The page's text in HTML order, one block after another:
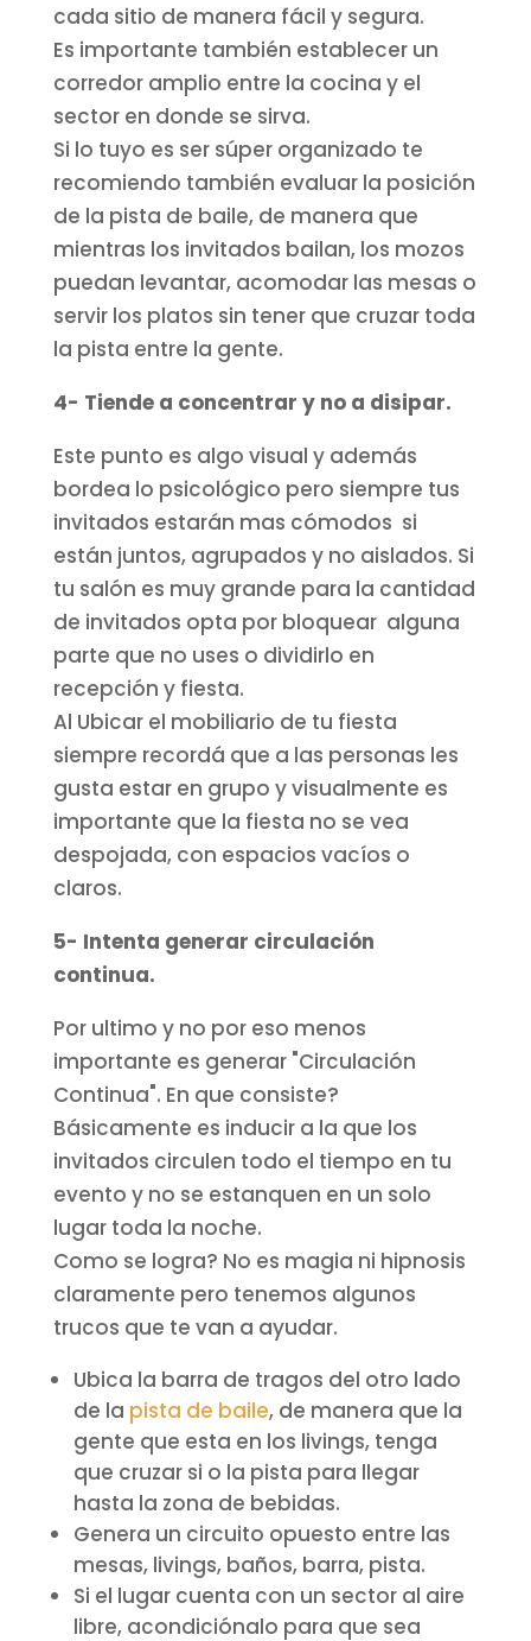
cada sitio de manera fácil y segura.
Es importante también establecer un
corredor amplio entre la cocina y el
sector en donde se sirva.
Si lo tuyo es ser súper organizado te
recomiendo también evaluar la posición
de la pista de baile, de manera que
mientras los invitados bailan, los mozos
puedan levantar, acomodar las mesas o
servir los platos sin tener que cruzar toda
la pista entre la gente.
4- Tiende a concentrar y no a disipar.
Este punto es algo visual y además
bordea lo psicológico pero siempre tus
invitados estarán mas cómodos si
están juntos, agrupados y no aislados. Si
tu salón es muy grande para la cantidad
de invitados opta por bloquear alguna
parte que no uses o dividirlo en
recepción y fiesta.
Al Ubicar el mobiliario de tu fiesta
siempre recordá que a las personas les
gusta estar en grupo y visualmente es
importante que la fiesta no se vea
despojada, con espacios vacíos o
claros.
5- Intenta generar circulación
continua.
Por ultimo y no por eso menos
importante es generar "Circulación
Continua". En que consiste?
Básicamente es inducir a la que los
invitados circulen todo el tiempo en tu
evento y no se estanquen en un solo
lugar toda la noche.
Como se logra? No es magia ni hipnosis
claramente pero tenemos algunos
trucos que te van a ayudar.
Ubica la barra de tragos del otro lado
de la pista de baile, de manera que la
gente que esta en los livings, tenga
que cruzar si o la pista para llegar
hasta la zona de bebidas.
Genera un circuito opuesto entre las
mesas, livings, baños, barra, pista.
Si el lugar cuenta con un sector al aire
libre, acondiciónalo para que sea